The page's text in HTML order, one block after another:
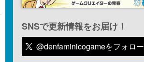
SNSで更新情報をお届け！
@denfaminicogameをフォロー